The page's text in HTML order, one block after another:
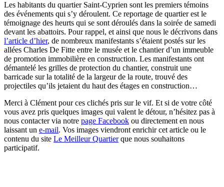
Les habitants du quartier Saint-Cyprien sont les premiers témoins
des événements qui s’y déroulent. Ce reportage de quartier est le
témoignage des heurts qui se sont déroulés dans la soirée de samedi
devant les abattoirs. Pour rappel, et ainsi que nous le décrivons dans
l’article d’hier, de nombreux manifestants s’étaient postés sur les
allées Charles De Fitte entre le musée et le chantier d’un immeuble
de promotion immobilière en construction. Les manifestants ont
démantelé les grilles de protection du chantier, construit une
barricade sur la totalité de la largeur de la route, trouvé des
projectiles qu’ils jetaient du haut des étages en construction…
Merci à Clément pour ces clichés pris sur le vif. Et si de votre côté
vous avez pris quelques images qui valent le détour, n’hésitez pas à
nous contacter via notre page Facebook ou directement en nous
laissant un e-mail. Vos images viendront enrichir cet article ou le
contenu du site Le Meilleur Quartierque nous souhaitons
participatif.